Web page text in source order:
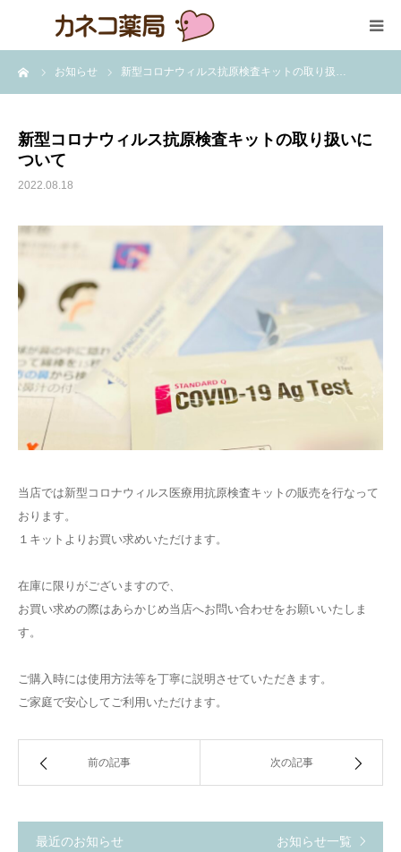
お知らせ 新型コロナウィルス抗原検査キットの取り扱…
新型コロナウィルス抗原検査キットの取り扱いに
ついて
2022.08.18
当店では新型コロナウィルス医療用抗原検査キットの販売を行なって
おります。
１キットよりお買い求めいただけます。
在庫に限りがございますので、
お買い求めの際はあらかじめ当店へお問い合わせをお願いいたしま
す。
ご購入時には使用方法等を丁寧に説明させていただきます。
ご家庭で安心してご利用いただけます。
前の記事 次の記事
最近のお知らせ お知らせ一覧
HOME
店舗会社案内
代表挨拶
カネコ薬局の歩み
ギャラリー